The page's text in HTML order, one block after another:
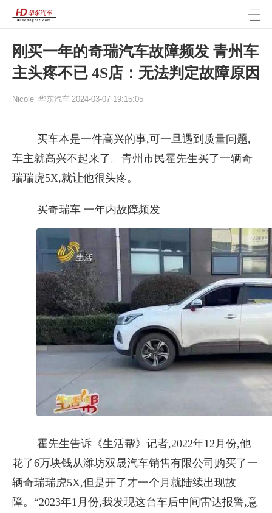
刚买一年的奇瑞汽车故障频发 青州车
主头疼不已 4S店：无法判定故障原因
Nicole 华东汽车 2024-03-07 19:15:05
买车本是一件高兴的事,可一旦遇到质量问题,
车主就高兴不起来了。青州市民霍先生买了一辆奇
瑞瑞虎5X,就让他很头疼。
买奇瑞车 一年内故障频发
霍先生告诉《生活帮》记者,2022年12月份,他
花了6万块钱从潍坊双晟汽车销售有限公司购买了一
辆奇瑞瑞虎5X,但是开了才一个月就陆续出现故
障。“2023年1月份,我发现这台车后中间雷达报警,意